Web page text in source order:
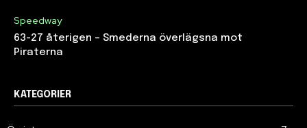
Speedway
63-27 återigen – Smederna överlägsna mot
Piraterna
KATEGORIER